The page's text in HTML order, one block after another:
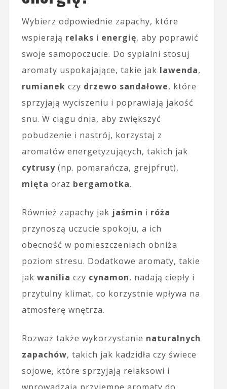
Wybierz odpowiednie zapachy, które
wspierają relaks i energię, aby poprawić
swoje samopoczucie. Do sypialni stosuj
aromaty uspokajające, takie jak lawenda,
rumianek czy drzewo sandałowe, które
sprzyjają wyciszeniu i poprawiają jakość
snu. W ciągu dnia, aby zwiększyć
pobudzenie i nastrój, korzystaj z
aromatów energetyzujących, takich jak
cytrusy(np. pomarańcza, grejpfrut),
mięta oraz bergamotka.
Również zapachy jak jaśmin i róża
przynoszą uczucie spokoju, a ich
obecność w pomieszczeniach obniża
poziom stresu. Dodatkowe aromaty, takie
jak wanilia czy cynamon, nadają ciepły i
przytulny klimat, co korzystnie wpływa na
atmosferę wnętrza.
Rozważ także wykorzystanie naturalnych
zapachów, takich jak kadzidła czy świece
sojowe, które sprzyjają relaksowi i